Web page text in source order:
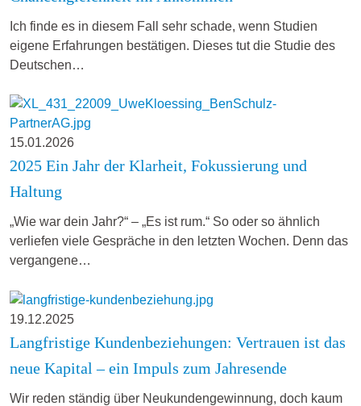
Ich finde es in diesem Fall sehr schade, wenn Studien
eigene Erfahrungen bestätigen. Dieses tut die Studie des
Deutschen…
15.01.2026
2025 Ein Jahr der Klarheit, Fokussierung und
Haltung
„Wie war dein Jahr?“ – „Es ist rum.“ So oder so ähnlich
verliefen viele Gespräche in den letzten Wochen. Denn das
vergangene…
19.12.2025
Langfristige Kundenbeziehungen: Vertrauen ist das
neue Kapital – ein Impuls zum Jahresende
Wir reden ständig über Neukundengewinnung, doch kaum